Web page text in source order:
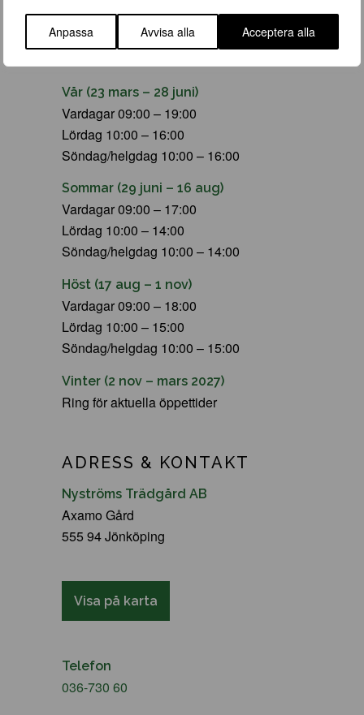
Anpassa Avvisa alla Acceptera alla
Vår (23 mars – 28 juni)
Vardagar 09:00 – 19:00
Lördag 10:00 – 16:00
Söndag/helgdag 10:00 – 16:00
Sommar (29 juni – 16 aug)
Vardagar 09:00 – 17:00
Lördag 10:00 – 14:00
Söndag/helgdag 10:00 – 14:00
Höst (17 aug – 1 nov)
Vardagar 09:00 – 18:00
Lördag 10:00 – 15:00
Söndag/helgdag 10:00 – 15:00
Vinter (2 nov – mars 2027)
Ring för aktuella öppettider
ADRESS & KONTAKT
Nyströms Trädgård AB
Axamo Gård
555 94 Jönköping
Visa på karta
Telefon
036-730 60